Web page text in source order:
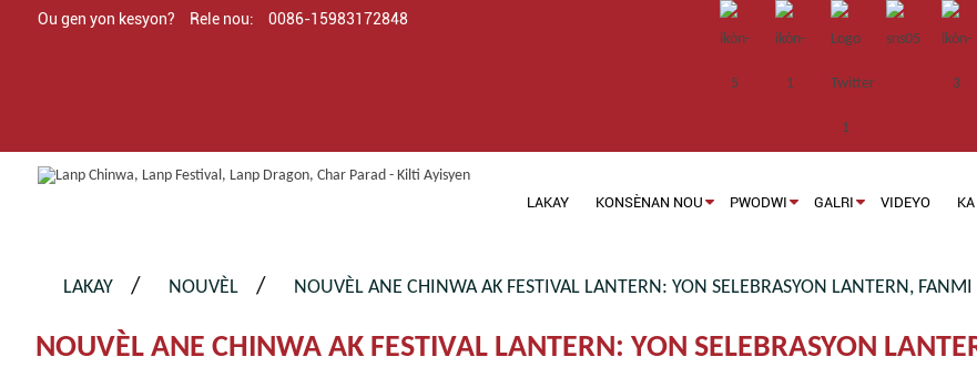
Ou gen yon kesyon? Rele nou: 0086-15983172848
LAKAY KONSÈNAN NOU PWODWI GALRI VIDEYO KA
LAKAY NOUVÈL NOUVÈL ANE CHINWA AK FESTIVAL LANTERN: YON SELEBRASYON LANTERN, FANMI
NOUVÈL ANE CHINWA AK FESTIVAL LANTERN: YON SELEBRASYON